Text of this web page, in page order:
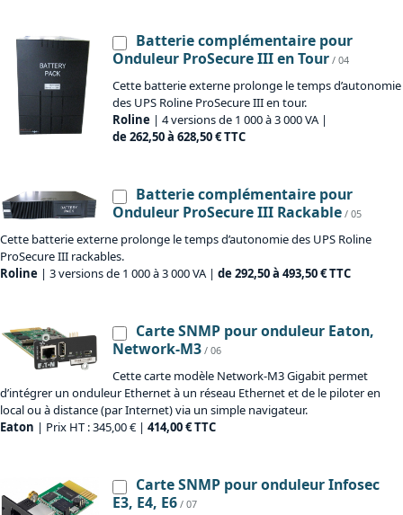
Batterie complémentaire pour
Onduleur ProSecure III en Tour / 04
Cette batterie externe prolonge le temps d’autonomie
des UPS Roline ProSecure III en tour.
Roline | 4 versions de 1 000 à 3 000 VA |
de 262,50 à 628,50 € TTC
Batterie complémentaire pour
Onduleur ProSecure III Rackable / 05
Cette batterie externe prolonge le temps d’autonomie des UPS Roline
ProSecure III rackables.
Roline | 3 versions de 1 000 à 3 000 VA | de 292,50 à 493,50 € TTC
Carte SNMP pour onduleur Eaton,
Network-M3 / 06
Cette carte modèle Network-M3 Gigabit permet
d’intégrer un onduleur Ethernet à un réseau Ethernet et de le piloter en
local ou à distance (par Internet) via un simple navigateur.
Eaton | Prix HT : 345,00 € | 414,00 € TTC
Carte SNMP pour onduleur Infosec
E3, E4, E6 / 07